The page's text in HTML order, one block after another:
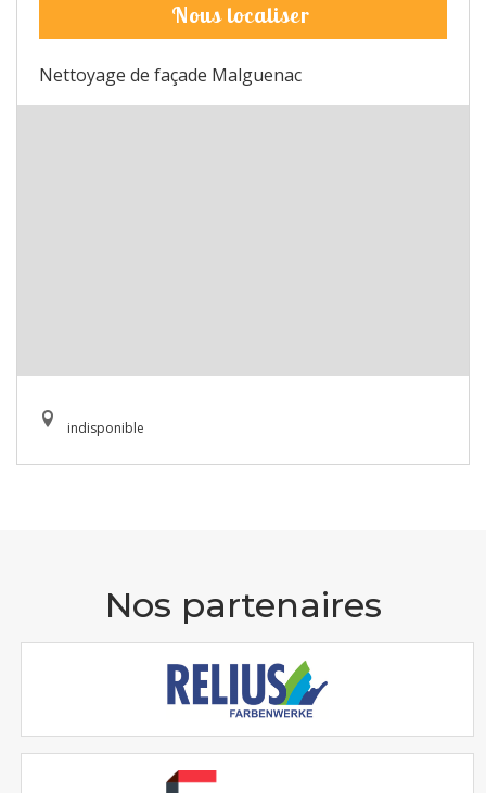
Nous localiser
Nettoyage de façade Malguenac
indisponible
Nos partenaires